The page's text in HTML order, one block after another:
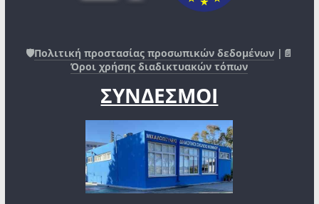
🛡️Πολιτική προστασίας προσωπικών δεδομένων |📄
Όροι χρήσης διαδικτυακών τόπων
ΣΥΝΔΕΣΜΟΙ